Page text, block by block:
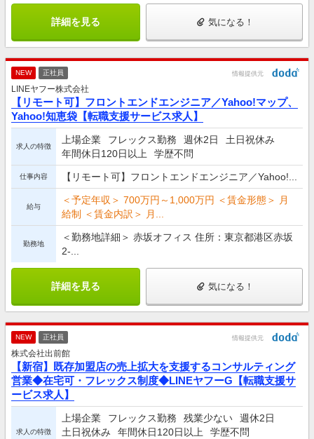
詳細を見る 気になる！
NEW 正社員 情報提供元
LINEヤフー株式会社
【リモート可】フロントエンドエンジニア／Yahoo!マップ、
Yahoo!知恵袋【転職支援サービス求人】
求人の特徴
上場企業 フレックス勤務 週休2日
土日祝休み
年間休日120日以上
学歴不問
仕事内容 【リモート可】フロントエンドエンジニア／Yahoo!...
給与
＜予定年収＞ 700万円～1,000万円 ＜賃金形態＞ 月
給制 ＜賃金内訳＞ 月...
勤務地
＜勤務地詳細＞ 赤坂オフィス 住所：東京都港区赤坂
2-...
詳細を見る 気になる！
NEW 正社員 情報提供元
株式会社出前館
【新宿】既存加盟店の売上拡大を支援するコンサルティング
営業◆在宅可・フレックス制度◆LINEヤフーG【転職支援サ
ービス求人】
求人の特徴
上場企業 フレックス勤務 残業少ない
週休2日
土日祝休み
年間休日120日以上
学歴不問